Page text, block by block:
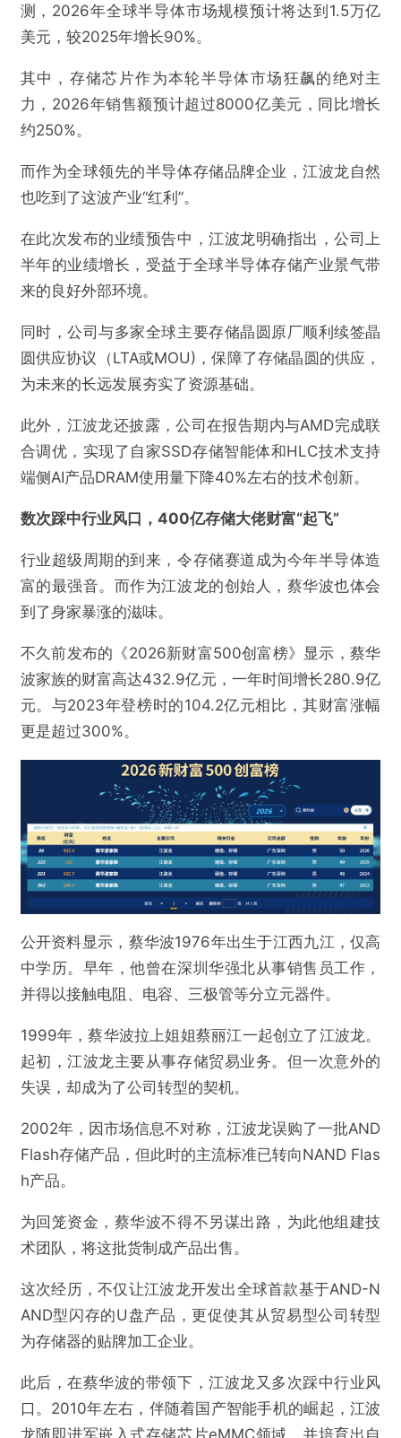
半年利润狂飙600多倍，400亿存储大佬却坐上
股价“过山车”
测，2026年全球半导体市场规模预计将达到1.5万亿
美元，较2025年增长90%。
其中，存储芯片作为本轮半导体市场狂飙的绝对主
力，2026年销售额预计超过8000亿美元，同比增长
约250%。
而作为全球领先的半导体存储品牌企业，江波龙自然
也吃到了这波产业“红利”。
在此次发布的业绩预告中，江波龙明确指出，公司上
半年的业绩增长，受益于全球半导体存储产业景气带
来的良好外部环境。
同时，公司与多家全球主要存储晶圆原厂顺利续签晶
圆供应协议（LTA或MOU)，保障了存储晶圆的供应，
为未来的长远发展夯实了资源基础。
此外，江波龙还披露，公司在报告期内与AMD完成联
合调优，实现了自家SSD存储智能体和HLC技术支持
端侧AI产品DRAM使用量下降40%左右的技术创新。
数次踩中行业风口，400亿存储大佬财富“起飞”
行业超级周期的到来，令存储赛道成为今年半导体造
富的最强音。而作为江波龙的创始人，蔡华波也体会
到了身家暴涨的滋味。
不久前发布的《2026新财富500创富榜》显示，蔡华
波家族的财富高达432.9亿元，一年时间增长280.9亿
元。与2023年登榜时的104.2亿元相比，其财富涨幅
更是超过300%。
公开资料显示，蔡华波1976年出生于江西九江，仅高
中学历。早年，他曾在深圳华强北从事销售员工作，
并得以接触电阻、电容、三极管等分立元器件。
1999年，蔡华波拉上姐姐蔡丽江一起创立了江波龙。
起初，江波龙主要从事存储贸易业务。但一次意外的
失误，却成为了公司转型的契机。
2002年，因市场信息不对称，江波龙误购了一批AND
Flash存储产品，但此时的主流标准已转向NAND Flas
h产品。
为回笼资金，蔡华波不得不另谋出路，为此他组建技
术团队，将这批货制成产品出售。
这次经历，不仅让江波龙开发出全球首款基于AND-N
AND型闪存的U盘产品，更促使其从贸易型公司转型
为存储器的贴牌加工企业。
此后，在蔡华波的带领下，江波龙又多次踩中行业风
口。2010年左右，伴随着国产智能手机的崛起，江波
龙随即进军嵌入式存储芯片eMMC领域，并培育出自